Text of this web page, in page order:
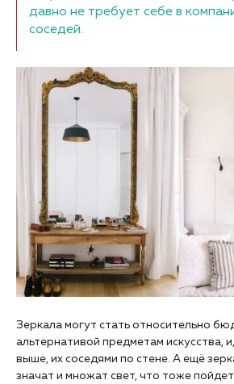
давно не требует себе в
соседей.
Зеркала могут стать относительно
альтернативой предметам искусства,
выше, их соседями по стене. А ещё
значат и множат свет, что тоже